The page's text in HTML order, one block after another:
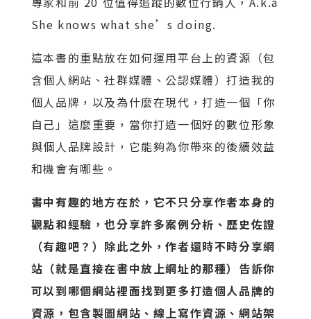
She knows what she’s doing.
這本書的重點放在如何運用平台上的資源（包
含個人網站、社群媒體、公認媒體）打造我的
個人品牌，以及為什麼在現代，打造一個「你
自己」這麼重要，當你打造一個好的數位形象
與個人品牌設計，它能夠為你帶來的後續效益
和機會有哪些。
書中有趣的地方在於，它不只分享作者本身的
觀點和經驗，也分享許多案例分析、歷史佐證
（有趣吧？）除此之外，作者還時不時分享網
站（就是直接在書中放上網址的那種）告訴你
可以到哪個網站裡面找到更多打造個人品牌的
資源，包含製圖網站、線上寫作資源、網站架